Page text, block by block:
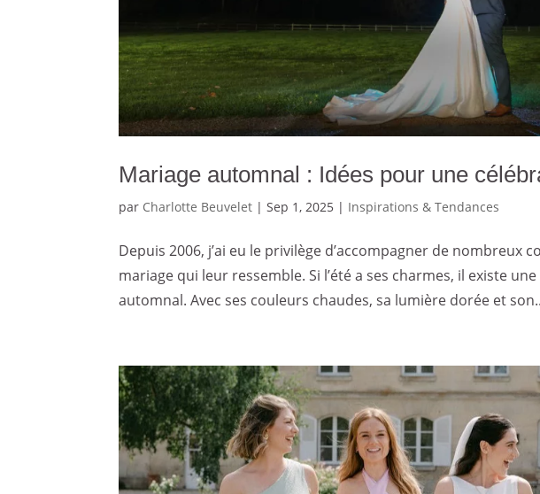
Mariage automnal : Idées pour une
par Charlotte Beuvelet |Sep 1, 2025 | Inspirations & Tendances
Depuis 2006, j’ai eu le privilège d’accompagner de nombreux
mariage qui leur ressemble. Si l’été a ses charmes, il existe
automnal. Avec ses couleurs chaudes, sa lumière dorée et